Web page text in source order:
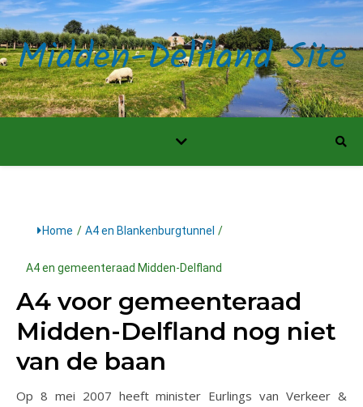
Midden-Delfland Site
Home / A4 en Blankenburgtunnel /
A4 en gemeenteraad Midden-Delfland
A4 voor gemeenteraad
Midden-Delfland nog niet
van de baan
Op 8 mei 2007 heeft minister Eurlings van Verkeer &